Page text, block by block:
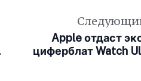
Apple отдаст
циферблат Watch